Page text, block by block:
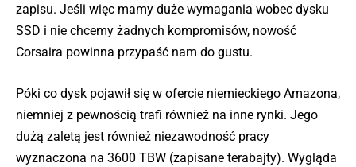
zapisu. Jeśli więc mamy duże wymagania wobec dysku
SSD i nie chcemy żadnych kompromisów, nowość
Corsaira powinna przypaść nam do gustu.
Póki co dysk pojawił się w ofercie niemieckiego Amazona,
niemniej z pewnością trafi również na inne rynki. Jego
dużą zaletą jest również niezawodność pracy
wyznaczona na 3600 TBW (zapisane terabajty). Wygląda